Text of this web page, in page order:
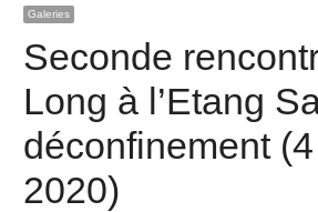
Galeries
Seconde
Long à l’Etang
déconfinement
2020)